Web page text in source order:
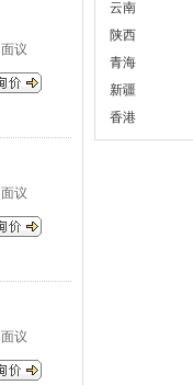
面议
面议
面议
云南
陕西
青海
新疆
香港